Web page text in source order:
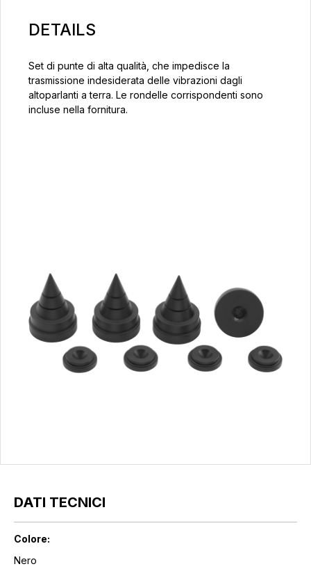
DETAILS
Set di punte di alta qualità, che impedisce la
trasmissione indesiderata delle vibrazioni dagli
altoparlanti a terra. Le rondelle corrispondenti sono
incluse nella fornitura.
DATI TECNICI
Colore:
Nero